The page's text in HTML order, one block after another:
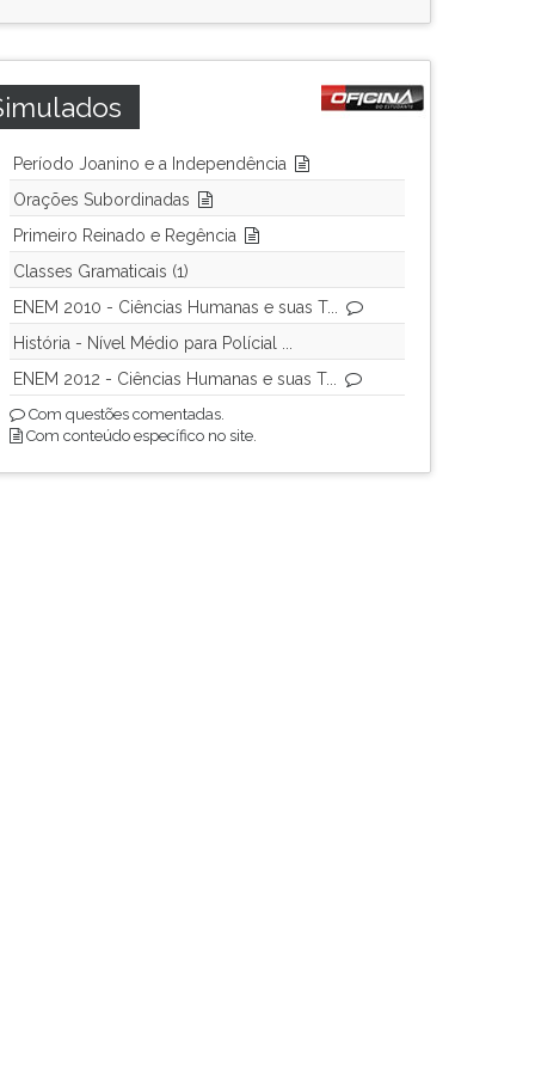
Período Joanino e a Independência
Orações Subordinadas
Primeiro Reinado e Regência
Classes Gramaticais (1)
ENEM 2010 - Ciências Humanas e suas T...
História - Nível Médio para Polícial ...
ENEM 2012 - Ciências Humanas e suas T...
Com questões comentadas.
Com conteúdo específico no site.